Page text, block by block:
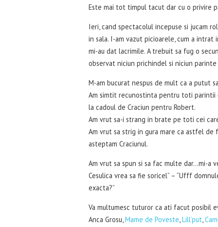
Este mai tot timpul tacut dar cu o privire
Ieri, cand spectacolul incepuse si jucam
in sala. I-am vazut picioarele, cum a intrat
mi-au dat lacrimile. A trebuit sa fug o
observat niciun prichindel si niciun
M-am bucurat nespus de mult ca a putut
Am simtit recunostinta pentru toti parintii
la cadoul de Craciun pentru Robert.
Am vrut sa-i strang in brate pe toti cei
Am vrut sa strig in gura mare ca astfel
asteptam Craciunul.
Am vrut sa spun si sa fac multe dar…mi-a
Cesulica vrea sa fie soricel” – “Ufff
exacta?”
Va multumesc tuturor ca ati facut posibil
Anca Grosu,Mame de Poveste,Lill’put,